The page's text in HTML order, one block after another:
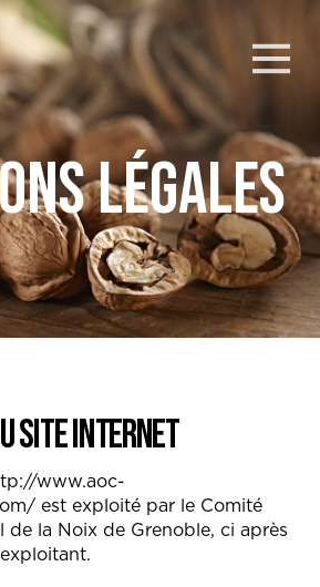
légales
site internet
www.aoc-
est exploité par le Comité
de la Noix de Grenoble, ci après